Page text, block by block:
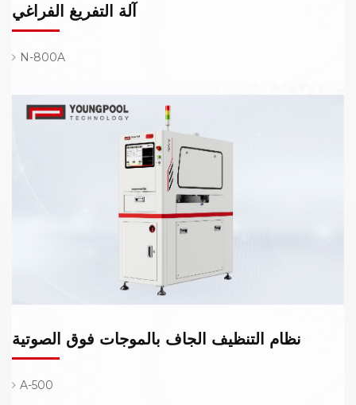
آلة التفريغ الفراغي
N-800A
نظام التنظيف الجاف بالموجات فوق الصوتية
A-500